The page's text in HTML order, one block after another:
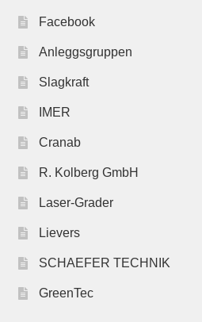
Facebook
Anleggsgruppen
Slagkraft
IMER
Cranab
R. Kolberg GmbH
Laser-Grader
Lievers
SCHAEFER TECHNIK
GreenTec